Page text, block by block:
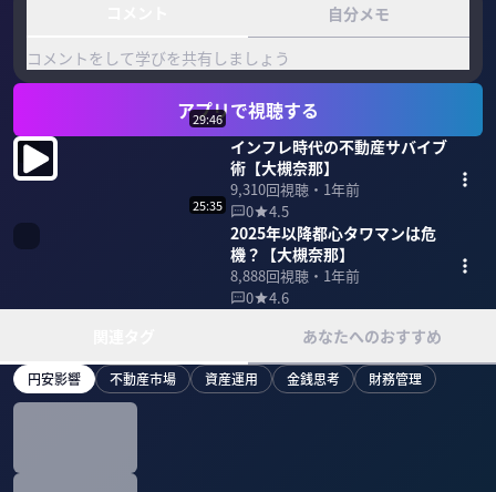
自分メモ
コメントをして学びを共有しましょう
アプリで視聴する
29:46
インフレ時代の不動産サバイブ
術【大槻奈那】
9,310回視聴・ 1年前
0
4.5
25:35
2025年以降都心タワマンは危
機？【大槻奈那】
8,888回視聴・ 1年前
0
4.6
あなたへのおすすめ
円安影響 不動産市場 資産運用 金銭思考 財務管理